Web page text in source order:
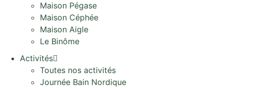
Maison Pégase
Maison Céphée
Maison Aigle
Le Binôme
Activités
Toutes nos activités
Journée Bain Nordique